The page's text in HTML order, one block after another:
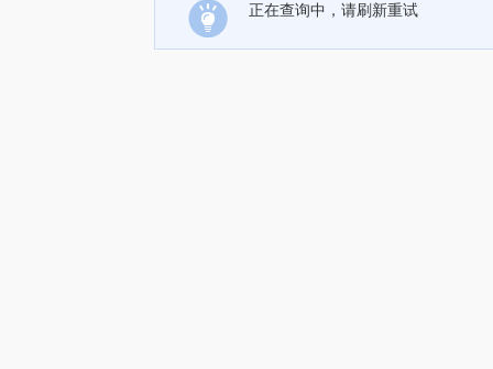
正在查询中，请刷新重试